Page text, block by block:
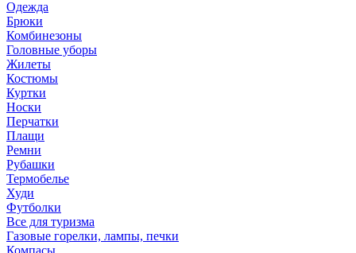
Одежда
Брюки
Комбинезоны
Головные уборы
Жилеты
Костюмы
Куртки
Носки
Перчатки
Плащи
Ремни
Рубашки
Термобелье
Худи
Футболки
Все для туризма
Газовые горелки, лампы, печки
Компасы